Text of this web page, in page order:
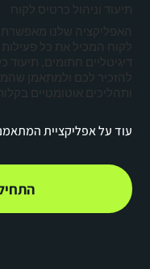
תיעוד וניהול כרטיס לקוח
האפליקציה שלנו
לקוח המכיל את כל
דיגיטליים חתומים, תיעוד
להזכיר לכם ולמתאמן
ותהליכים אוטומטיים
התחילו עם
עוד על אפליקציית